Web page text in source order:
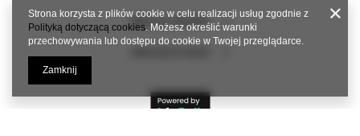
REGULAMINY
Strona korzysta z plików cookie w celu realizacji usług zgodnie z
Polityką dotyczącą cookies. Możesz określić warunki
przechowywania lub dostępu do cookie w Twojej przeglądarce.
Zamknij